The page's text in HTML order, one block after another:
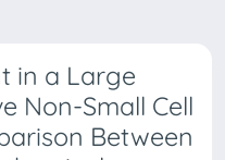
in a Large
Non-Small Cell
Between